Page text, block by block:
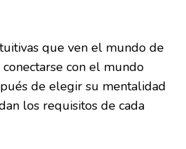
que ven el mundo de
con el mundo
de elegir su mentalidad
los requisitos de cada